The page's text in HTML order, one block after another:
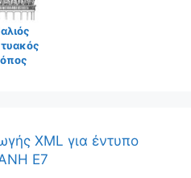
XML για έντυπο
Ε7